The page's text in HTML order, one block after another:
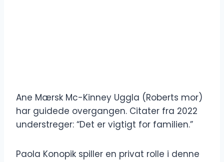
Ane Mærsk Mc-Kinney Uggla (Roberts mor)
har guidede overgangen. Citater fra 2022
understreger: “Det er vigtigt for familien.”
Paola Konopik spiller en privat rolle i denne